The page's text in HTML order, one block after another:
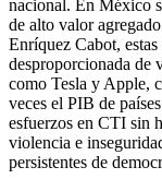
nacional. En México
de alto valor
Enríquez Cabot,
desproporcionada de
como Tesla y Apple,
veces el PIB de
esfuerzos en CTI sin
violencia e
persistentes de